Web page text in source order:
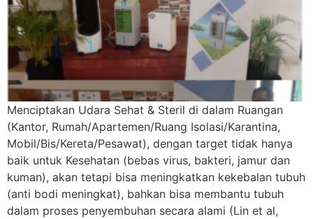
Menciptakan Udara Sehat & Steril di dalam Ruangan
(Kantor, Rumah/Apartemen/Ruang Isolasi/Karantina,
Mobil/Bis/Kereta/Pesawat), dengan target tidak hanya
baik untuk Kesehatan (bebas virus, bakteri, jamur dan
kuman), akan tetapi bisa meningkatkan kekebalan tubuh
(anti bodi meningkat), bahkan bisa membantu tubuh
dalam proses penyembuhan secara alami (Lin et al,